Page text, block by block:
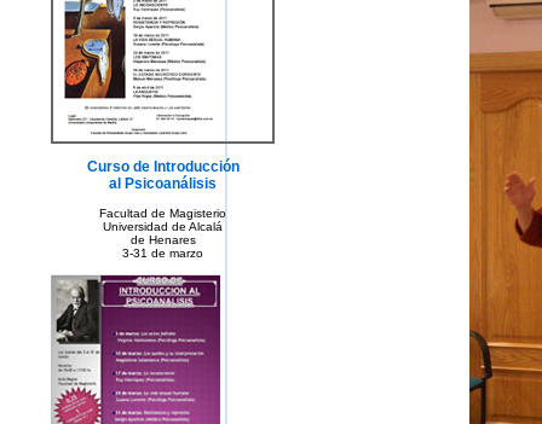
Curso de Introducción
al Psicoanálisis
Facultad de Magisterio
Universidad de Alcalá
de Henares
3-31 de marzo